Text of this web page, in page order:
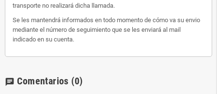
transporte no realizará dicha llamada.
Se les mantendrá informados en todo momento de cómo va su envio
mediante el número de seguimiento que se les enviará al mail
indicado en su cuenta.
chat Comentarios (0)